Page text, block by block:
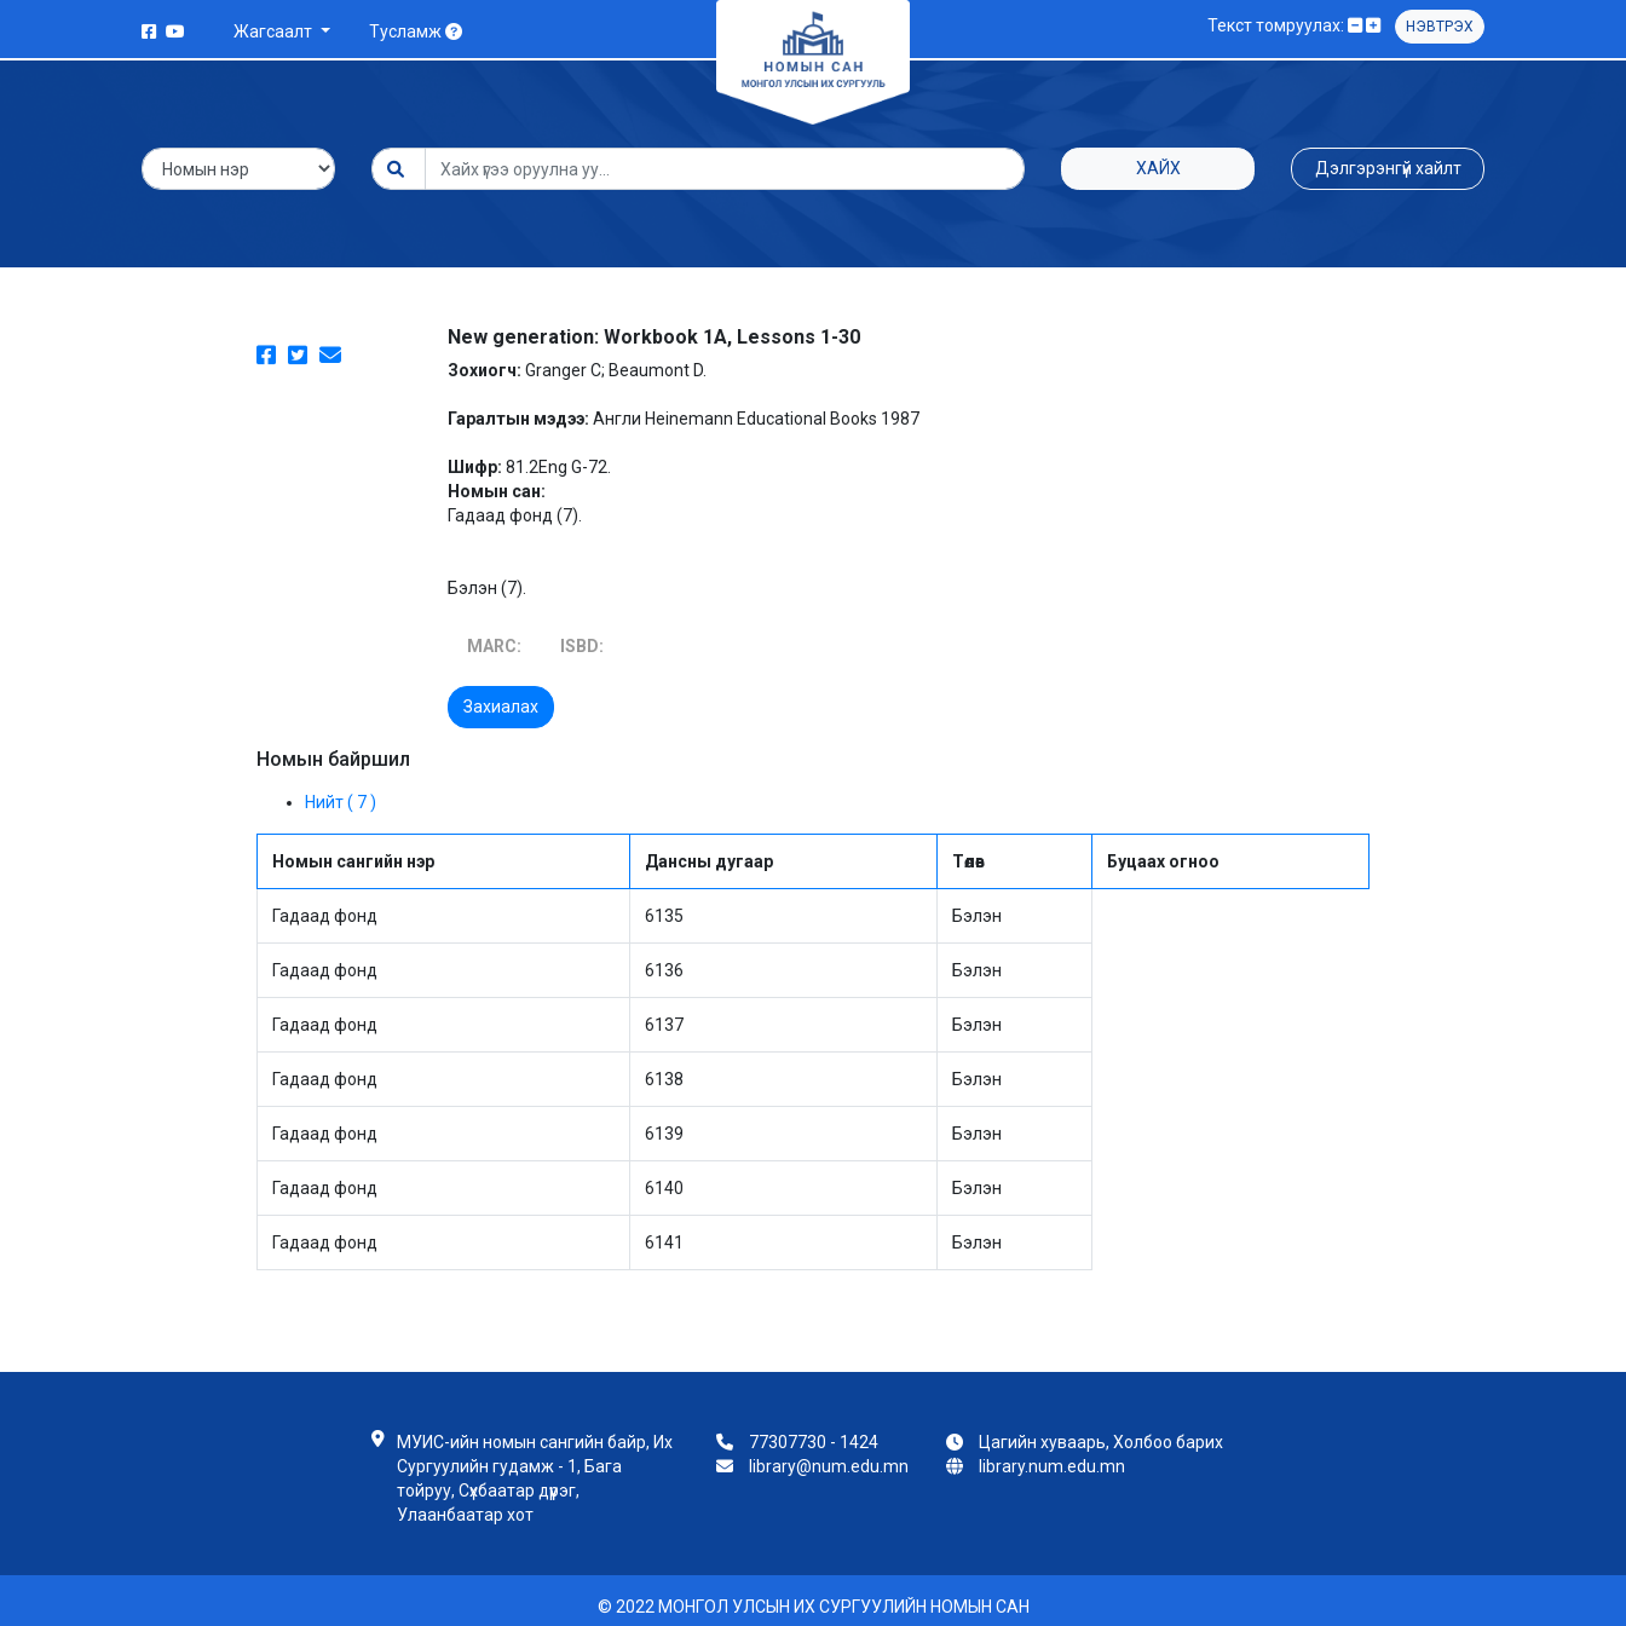
Жагсаалт Тусламж Текст томруулах: НЭВТРЭХ
ХАЙХ Дэлгэрэнгүй хайлт
New generation: Workbook 1A, Lessons 1-30
Зохиогч:Granger C; Beaumont D.
Гаралтын мэдээ:Англи Heinemann Educational Books 1987
Шифр:81.2Eng G-72.
Номын сан:
Гадаад фонд (7).
Бэлэн (7).
MARC: ISBD:
Захиалах
Номын байршил
Нийт ( 7 )
Номын сангийн нэр Дансны дугаар Төлөв Буцаах огноо
Гадаад фонд 6135 Бэлэн
Гадаад фонд 6136 Бэлэн
Гадаад фонд 6137 Бэлэн
Гадаад фонд 6138 Бэлэн
Гадаад фонд 6139 Бэлэн
Гадаад фонд 6140 Бэлэн
Гадаад фонд 6141 Бэлэн
МУИС-ийн номын сангийн байр, Их
Сургуулийн гудамж - 1, Бага
тойруу, Сүхбаатар дүүрэг,
Улаанбаатар хот
77307730 - 1424
library@num.edu.mn
Цагийн хуваарь, Холбоо барих
library.num.edu.mn
© 2022 МОНГОЛ УЛСЫН ИХ СУРГУУЛИЙН НОМЫН САН